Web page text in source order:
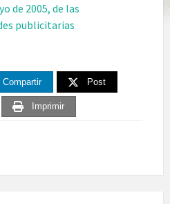
de 2005, de las
publicitarias
Compartir Post
Imprimir